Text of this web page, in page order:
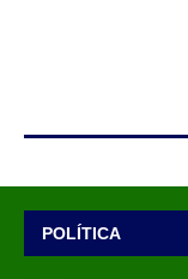
POLÍTICA